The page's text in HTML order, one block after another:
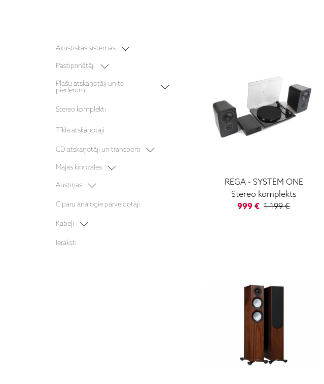
REGA- SYSTEM ONE
Stereo komplekts
999 € 1 199€
Akustiskās sistēmas
Plaukta akustika
Grīdas akustika
Bezvadu akustika
Aktīvā akustika
Sienas akustika
Sabvūferi
Mājas kinozāles komplekti
Pastiprinātāji
Stereo pastiprinātāji
Plašu atskaņotāji un to
piederumi
Vinila plašu atskaņotāji
Stereo komplekti
Tīkla atskaņotāji
CD atskaņotāji un transporti
CD transporti
Mājas kinozāles
Projektori
Austiņas
Bezvadu austiņas
Ciparu analogie pārveidotāji
Kabeļi
Barošanas kabeļi
Ieraksti